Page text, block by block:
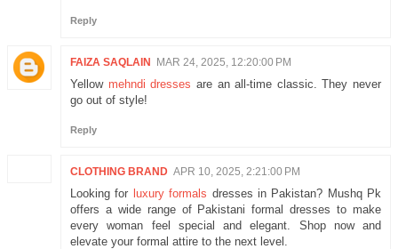
Reply
FAIZA SAQLAIN MAR 24, 2025, 12:20:00 PM
Yellow mehndi dresses are an all-time classic. They never
go out of style!
Reply
CLOTHING BRAND APR 10, 2025, 2:21:00 PM
Looking for luxury formals dresses in Pakistan? Mushq Pk
offers a wide range of Pakistani formal dresses to make
every woman feel special and elegant. Shop now and
elevate your formal attire to the next level.